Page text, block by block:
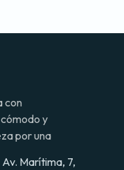
con
y
por una
Av. Marítima, 7,